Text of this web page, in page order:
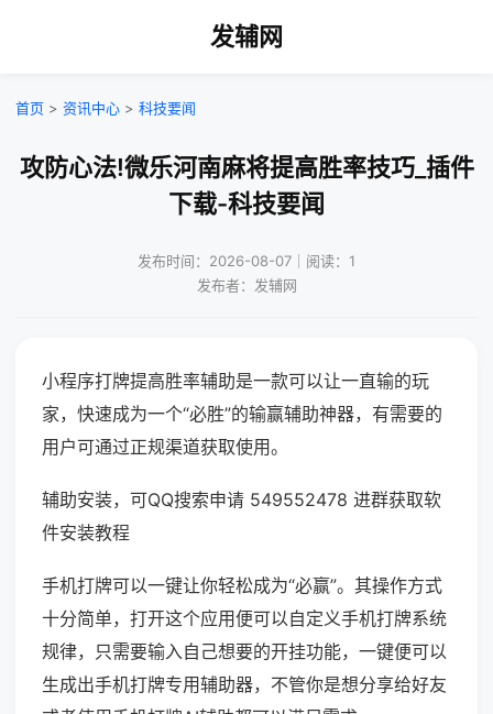
发辅网
首页 > 资讯中心 > 科技要闻
攻防心法!微乐河南麻将提高胜率技巧_插件
下载-科技要闻
发布时间：2026-08-07｜阅读：1
发布者：发辅网
小程序打牌提高胜率辅助是一款可以让一直输的玩
家，快速成为一个“必胜”的输赢辅助神器，有需要的
用户可通过正规渠道获取使用。
辅助安装，可QQ搜索申请 549552478 进群获取软
件安装教程
手机打牌可以一键让你轻松成为“必赢”。其操作方式
十分简单，打开这个应用便可以自定义手机打牌系统
规律，只需要输入自己想要的开挂功能，一键便可以
生成出手机打牌专用辅助器，不管你是想分享给好友